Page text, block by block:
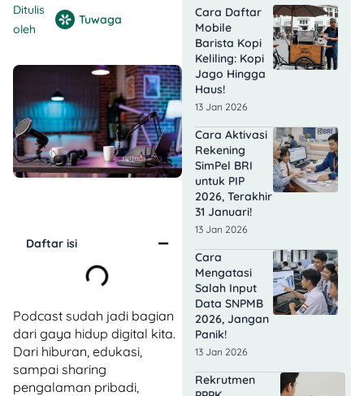
Ditulis
oleh
Tuwaga
Daftar isi
Podcast sudah jadi bagian
dari gaya hidup digital kita.
Dari hiburan, edukasi,
sampai sharing
pengalaman pribadi,
Cara Daftar
Mobile
Barista Kopi
Keliling: Kopi
Jago Hingga
Haus!
13 Jan 2026
Cara Aktivasi
Rekening
SimPel BRI
untuk PIP
2026, Terakhir
31 Januari!
13 Jan 2026
Cara
Mengatasi
Salah Input
Data SNPMB
2026, Jangan
Panik!
13 Jan 2026
Rekrutmen